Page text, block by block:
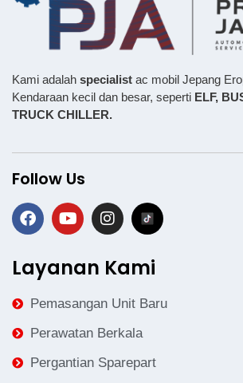
Kami adalah specialist ac mobil Jepang
Kendaraan kecil dan besar, seperti ELF,
TRUCK CHILLER.
Follow Us
Layanan Kami
Pemasangan Unit Baru
Perawatan Berkala
Pergantian Sparepart